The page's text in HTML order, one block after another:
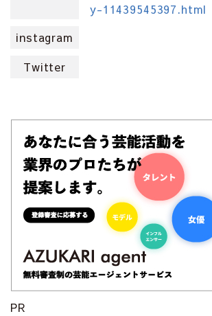
y-11439545397.html
instagram
Twitter
PR